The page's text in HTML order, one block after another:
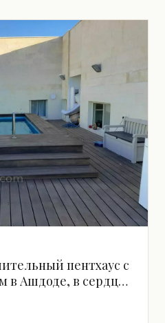
пентхаус с
в Ашдоде, в сердце